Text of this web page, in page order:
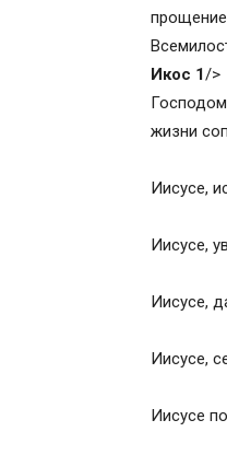
Икос 3
Икос 1/>
жизни
Иисусе,
Иисусе,
Иисусе,
Иисусе,
Иисусе